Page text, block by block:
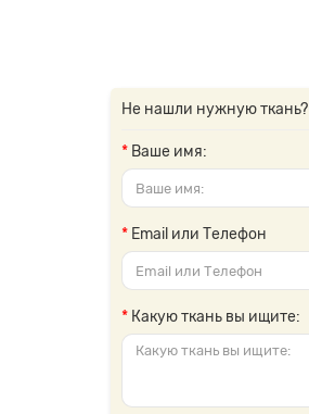
Не нашли нужную ткань?
Ваше имя:
Email или Телефон
Какую ткань вы ищите: